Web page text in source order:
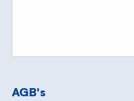
AGB's